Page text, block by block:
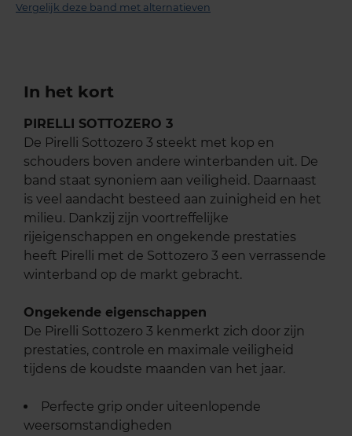
Vergelijk deze band met alternatieven
In het kort
PIRELLI SOTTOZERO 3
De Pirelli Sottozero 3 steekt met kop en
schouders boven andere winterbanden uit. De
band staat synoniem aan veiligheid. Daarnaast
is veel aandacht besteed aan zuinigheid en het
milieu. Dankzij zijn voortreffelijke
rijeigenschappen en ongekende prestaties
heeft Pirelli met de Sottozero 3 een verrassende
winterband op de markt gebracht.
Ongekende eigenschappen
De Pirelli Sottozero 3 kenmerkt zich door zijn
prestaties, controle en maximale veiligheid
tijdens de koudste maanden van het jaar.
Perfecte grip onder uiteenlopende
weersomstandigheden